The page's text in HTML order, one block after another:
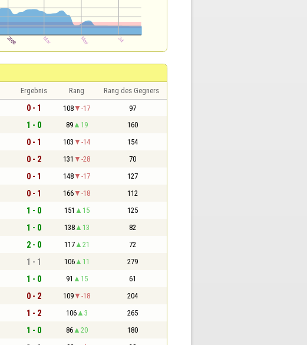
Ergebnis Rang Rang des Gegners
0 - 1 108 -17 97
1 - 0 89 19 160
0 - 1 103 -14 154
0 - 2 131 -28 70
0 - 1 148 -17 127
0 - 1 166 -18 112
1 - 0 151 15 125
1 - 0 138 13 82
2 - 0 117 21 72
1 - 1 106 11 279
1 - 0 91 15 61
0 - 2 109 -18 204
1 - 2 106 3 265
1 - 0 86 20 180